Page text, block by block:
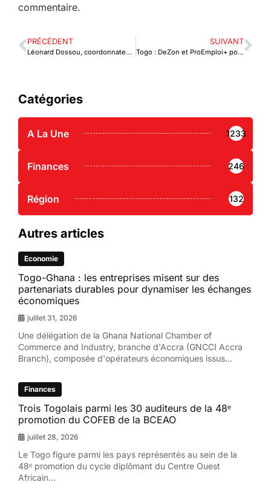
commentaire.
PRÉCÉDENT
Léonard Dossou, coordonnateur de la Plateforme des médias de l’UEMOA : « Il est très important de renforcer les capacités de nos médias »
SUIVANT
Togo : DeZon et ProEmploi+ pour l’égalité de genre
Catégories
A La Une 1233
Finances 246
Région 132
Autres articles
Economie
Togo-Ghana : les entreprises misent sur des
partenariats durables pour dynamiser les échanges
économiques
juillet 31, 2026
Une délégation de la Ghana National Chamber of
Commerce and Industry, branche d'Accra (GNCCI Accra
Branch), composée d'opérateurs économiques issus...
Finances
Trois Togolais parmi les 30 auditeurs de la 48ᵉ
promotion du COFEB de la BCEAO
juillet 28, 2026
Le Togo figure parmi les pays représentés au sein de la
48ᵉ promotion du cycle diplômant du Centre Ouest
Africain...